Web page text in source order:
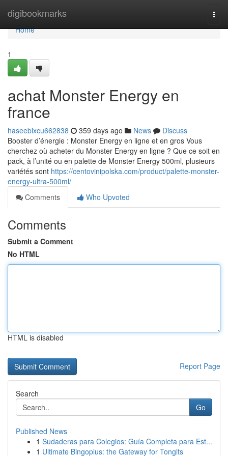
digibookmarks
Home
Home
1
achat Monster Energy en
france
haseebixcu662838 359 days ago News
Discuss
Booster d’énergie : Monster Energy en ligne et en gros Vous
cherchez où acheter du Monster Energy en ligne ? Que ce soit en
pack, à l’unité ou en palette de Monster Energy 500ml, plusieurs
variétés sont https://centovinipolska.com/product/palette-monster-
energy-ultra-500ml/
Comments
Who Upvoted
Comments
Submit a Comment
No HTML
HTML is disabled
Report Page
Search
Go
Published News
1 Sudaderas para Colegios: Guía Completa para Est...
1 Ultimate Bingoplus: the Gateway for Tongits